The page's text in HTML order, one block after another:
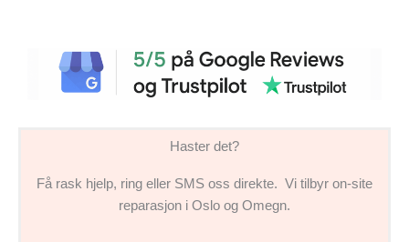
Haster det?
Få rask hjelp, ring eller SMS oss direkte. Vi tilbyr on-site
reparasjon i Oslo og Omegn.